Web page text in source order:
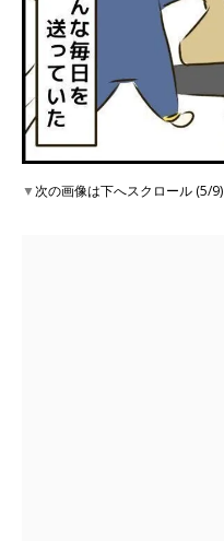
▼次の画像は下へスクロール (5/9)